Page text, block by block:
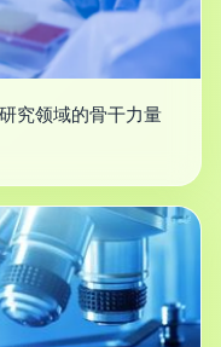
究领域的骨干力量